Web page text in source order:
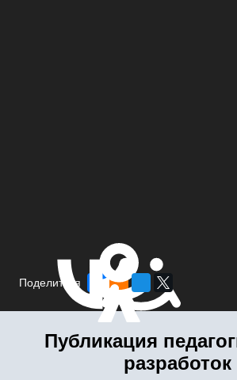
Поделиться
Публикация
разработок